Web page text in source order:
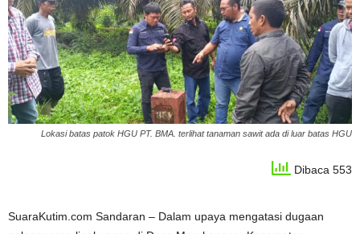
Lokasi batas patok HGU PT. BMA. terlihat tanaman sawit ada di luar batas HGU
Dibaca 553
SuaraKutim.com Sandaran – Dalam upaya mengatasi dugaan